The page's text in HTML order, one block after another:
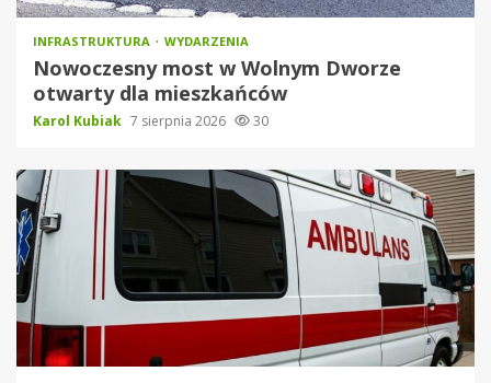
INFRASTRUKTURA WYDARZENIA
Nowoczesny most w Wolnym Dworze
otwarty dla mieszkańców
Karol Kubiak 7 sierpnia 2026 30